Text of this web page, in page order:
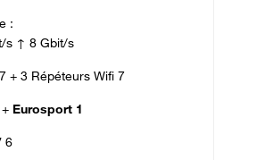
:
s ↑ 8 Gbit/s
+ 3 Répéteurs Wifi 7
Eurosport 1
6